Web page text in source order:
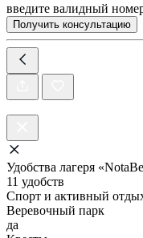
введите валидный
Получить консультацию
Удобства лагеря
11 удобств
Спорт и активный
Веревочный парк
да